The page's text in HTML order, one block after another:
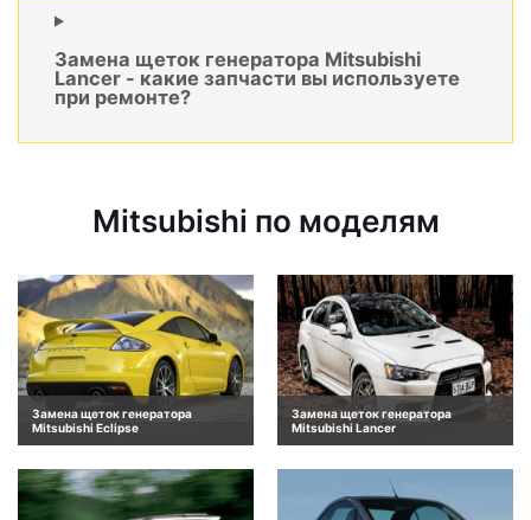
Замена щеток генератора Mitsubishi
Lancer - какие запчасти вы используете
при ремонте?
Mitsubishi по моделям
Замена щеток генератора
Mitsubishi Eclipse
Замена щеток генератора
Mitsubishi Lancer